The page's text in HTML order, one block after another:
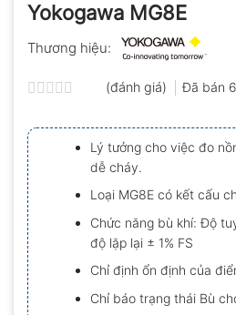
Yokogawa MG8E
Thương hiệu:
xếp
hạng
0.0
5
sao
(đánh giá) Đã bán
Lý tưởng cho việc đo
dễ cháy.
Loại MG8E có kết cấu
Chức năng bù khí: Độ
độ lặp lại ± 1% FS
Chỉ định ổn định của
Chỉ báo trạng thái Bù